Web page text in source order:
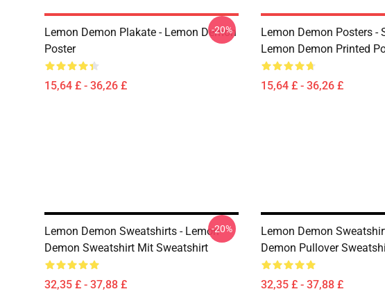
Lemon Demon Plakate - Lemon Demon
Poster
15,64 £ - 36,26 £
-20%
Lemon Demon Posters -
Lemon Demon Printed
15,64 £ - 36,26 £
Lemon Demon Sweatshirts - Lemon
Demon Sweatshirt Mit Sweatshirt
32,35 £ - 37,88 £
-20%
Lemon Demon
Demon Pullover
32,35 £ - 37,88 £